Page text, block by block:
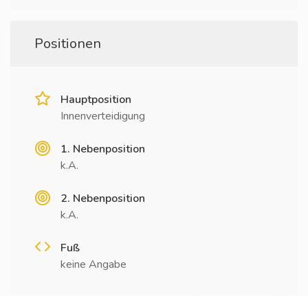
Positionen
Hauptposition
Innenverteidigung
1. Nebenposition
k.A.
2. Nebenposition
k.A.
Fuß
keine Angabe